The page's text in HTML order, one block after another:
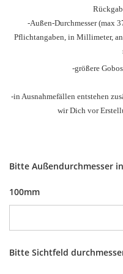
-Außen-Durchmesser(max
Pflichtangaben, in Millimeter,
-größere
-in Ausnahmefällen entstehen
wir Dich vor
Bitte Außendurchmesser
100mm
Bitte Sichtfeld